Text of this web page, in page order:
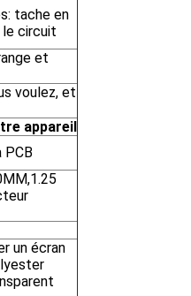
tache en
le circuit
et
voulez, et
appareil
PCB
un écran